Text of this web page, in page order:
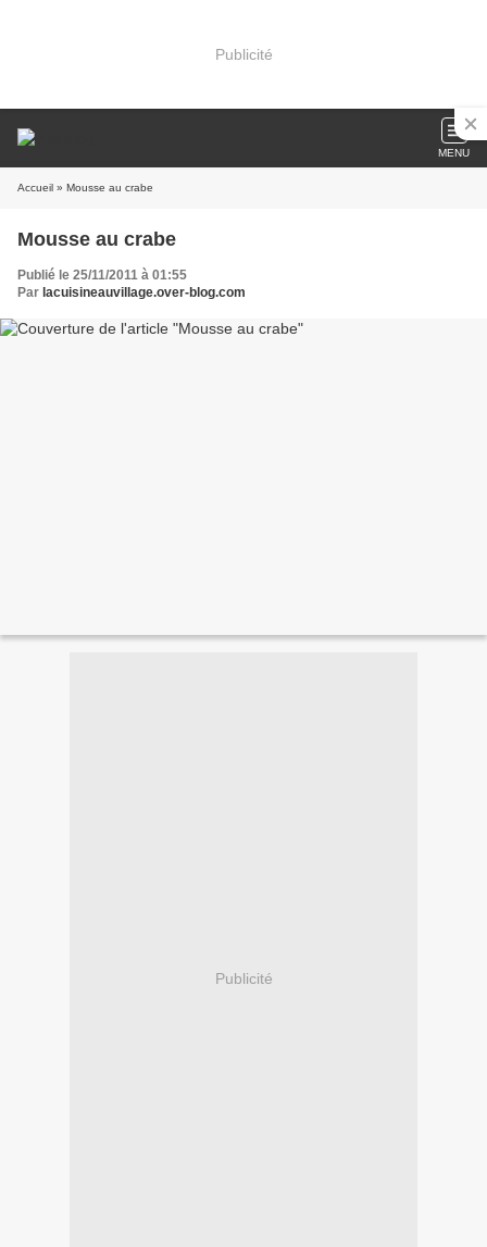
Publicité
MENU
Accueil » Mousse au crabe
Mousse au crabe
Publié le 25/11/2011 à 01:55
Par lacuisineauvillage.over-blog.com
Publicité